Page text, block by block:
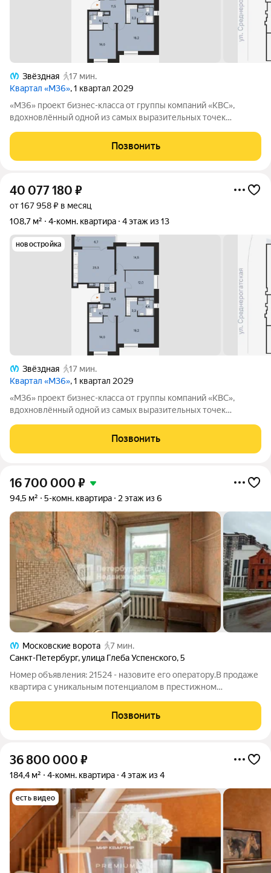
Звёздная
17 мин.
Квартал «М36», 1 квартал 2029
«М36» проект бизнес-класса от группы компаний «КВС»,
вдохновлённый одной из самых выразительных точек
Возничего. В астрономии этот объект символизирует порядок,
точность и уверенность в движении. В
Позвонить
40 077 180 ₽
от 167 958 ₽ в месяц
108,7 м²
4-комн. квартира 4 этаж из 13
новостройка
Звёздная
17 мин.
Квартал «М36», 1 квартал 2029
«М36» проект бизнес-класса от группы компаний «КВС»,
вдохновлённый одной из самых выразительных точек
Возничего. В астрономии этот объект символизирует порядок,
точность и уверенность в движении. В
Позвонить
16 700 000 ₽
94,5 м² 5-комн. квартира 2 этаж из 6
Московские ворота
7 мин.
Санкт-Петербург,улица Глеба Успенского,5
Номер объявления: 21524 - назовите его оператору.В продаже
квартира с уникальным потенциалом в престижном
хотели жилье с индивидуальной планировкой этот объект для
вас. Ее главная
Позвонить
36 800 000 ₽
184,4 м² 4-комн. квартира 4 этаж из 4
есть видео